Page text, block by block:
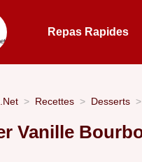
Repas Rapides
Recettes Desserts
Vanille